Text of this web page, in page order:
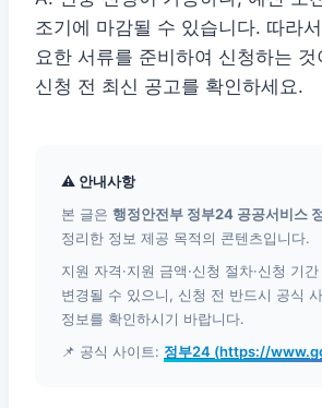
조기에 마감될 수 있습니다. 따라
요한 서류를 준비하여 신청하는
신청 전 최신 공고를 확인하세요.
⚠ 안내사항
본 글은 행정안전부 정부24 공공서비스
정리한 정보 제공 목적의 콘텐츠입니다.
지원 자격·지원 금액·신청 절차·신청 기
변경될 수 있으니, 신청 전 반드시 공식
정보를 확인하시기 바랍니다.
📌 공식 사이트: 정부24 (https://